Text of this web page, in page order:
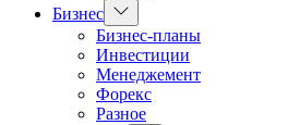
Бизнес Показать
подменю
Бизнес-планы
Инвестиции
Менеджемент
Форекс
Разное